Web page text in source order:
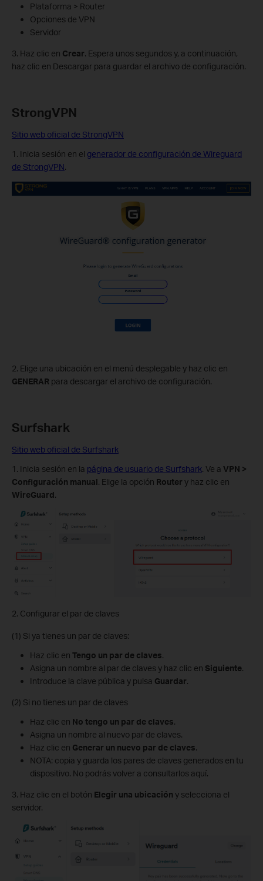
Plataforma > Router
Opciones de VPN
Servidor
3. Haz clic en Crear. Espera unos segundos y, a continuación,
haz clic en Descargar para guardar el archivo de configuración.
StrongVPN
Sitio web oficial de StrongVPN
1. Inicia sesión en el generador de configuración de Wireguard
de StrongVPN.
2. Elige una ubicación en el menú desplegable y haz clic en
GENERAR para descargar el archivo de configuración.
Surfshark
Sitio web oficial de Surfshark
1. Inicia sesión en la página de usuario de Surfshark. Ve a VPN >
Configuración manual. Elige la opción Router y haz clic en
WireGuard.
2. Configurar el par de claves
(1) Si ya tienes un par de claves:
Haz clic en Tengo un par de claves.
Asigna un nombre al par de claves y haz clic en Siguiente.
Introduce la clave pública y pulsa Guardar.
(2) Si no tienes un par de claves
Haz clic en No tengo un par de claves.
Asigna un nombre al nuevo par de claves.
Haz clic en Generar un nuevo par de claves.
NOTA: copia y guarda los pares de claves generados en tu
dispositivo. No podrás volver a consultarlos aquí.
3. Haz clic en el botón Elegir una ubicación y selecciona el
servidor.